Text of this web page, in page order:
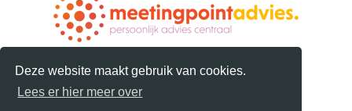
Deze website maakt gebruik van cookies.
Lees er hier meer over